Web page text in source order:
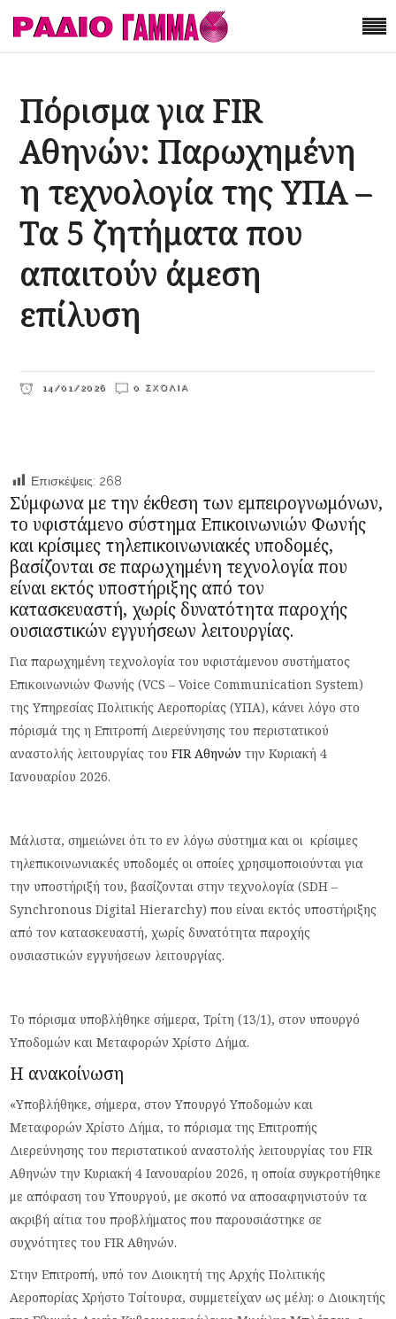
Πόρισμα για FIR
Αθηνών: Παρωχημένη
η τεχνολογία της ΥΠΑ –
Τα 5 ζητήματα που
απαιτούν άμεση
επίλυση
14/01/2026 0 ΣΧΌΛΙΑ
Επισκέψεις: 268
Σύμφωνα με την έκθεση των εμπειρογνωμόνων,
το υφιστάμενο σύστημα Επικοινωνιών Φωνής
και κρίσιμες τηλεπικοινωνιακές υποδομές,
βασίζονται σε παρωχημένη τεχνολογία που
είναι εκτός υποστήριξης από τον
κατασκευαστή, χωρίς δυνατότητα παροχής
ουσιαστικών εγγυήσεων λειτουργίας.
Για παρωχημένη τεχνολογία του υφιστάμενου συστήματος
Επικοινωνιών Φωνής (VCS – Voice Communication System)
της Υπηρεσίας Πολιτικής Αεροπορίας (ΥΠΑ), κάνει λόγο στο
πόρισμά της η Επιτροπή Διερεύνησης του περιστατικού
αναστολής λειτουργίας τουFIR Αθηνών την Κυριακή 4
Ιανουαρίου 2026.
Μάλιστα, σημειώνει ότι το εν λόγω σύστημα και οι κρίσιμες
τηλεπικοινωνιακές υποδομές οι οποίες χρησιμοποιούνται για
την υποστήριξή του, βασίζονται στην τεχνολογία (SDH –
Synchronous Digital Hierarchy) που είναι εκτός υποστήριξης
από τον κατασκευαστή, χωρίς δυνατότητα παροχής
ουσιαστικών εγγυήσεων λειτουργίας.
Το πόρισμα υποβλήθηκε σήμερα, Τρίτη (13/1), στον υπουργό
Υποδομών και Μεταφορών Χρίστο Δήμα.
Η ανακοίνωση
«Υποβλήθηκε, σήμερα, στον Υπουργό Υποδομών και
Μεταφορών Χρίστο Δήμα, το πόρισμα της Επιτροπής
Διερεύνησης του περιστατικού αναστολής λειτουργίας του FIR
Αθηνών την Κυριακή 4 Ιανουαρίου 2026, η οποία συγκροτήθηκε
με απόφαση του Υπουργού, με σκοπό να αποσαφηνιστούν τα
ακριβή αίτια του προβλήματος που παρουσιάστηκε σε
συχνότητες του FIR Αθηνών.
Στην Επιτροπή, υπό τον Διοικητή της Αρχής Πολιτικής
Αεροπορίας Χρήστο Τσίτουρα, συμμετείχαν ως μέλη: ο Διοικητής